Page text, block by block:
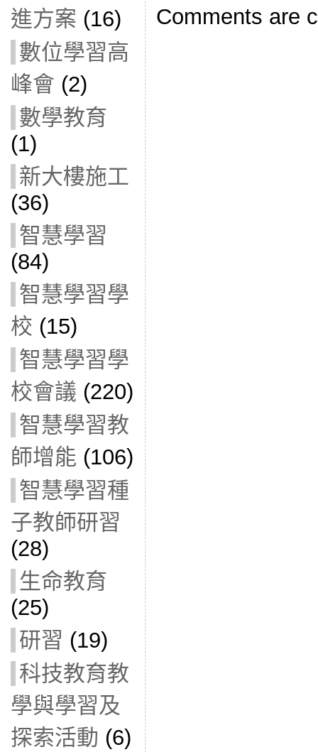
進方案 (16)
數位學習高
峰會 (2)
數學教育
(1)
新大樓施工
(36)
智慧學習
(84)
智慧學習學
校 (15)
智慧學習學
校會議 (220)
智慧學習教
師增能 (106)
智慧學習種
子教師研習
(28)
生命教育
(25)
研習 (19)
科技教育教
學與學習及
探索活動 (6)
Comments are